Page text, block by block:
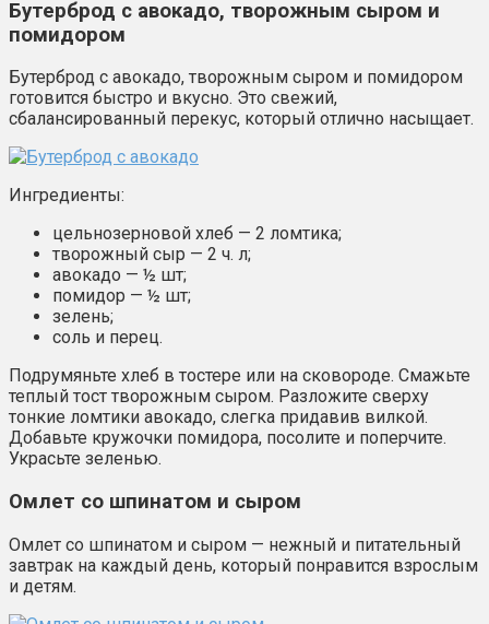
Бутерброд с авокадо, творожным сыром и
помидором
Бутерброд с авокадо, творожным сыром и помидором
готовится быстро и вкусно. Это свежий,
сбалансированный перекус, который отлично насыщает.
Ингредиенты:
цельнозерновой хлеб — 2 ломтика;
творожный сыр — 2 ч. л;
авокадо — ½ шт;
помидор — ½ шт;
зелень;
соль и перец.
Подрумяньте хлеб в тостере или на сковороде. Смажьте
теплый тост творожным сыром. Разложите сверху
тонкие ломтики авокадо, слегка придавив вилкой.
Добавьте кружочки помидора, посолите и поперчите.
Украсьте зеленью.
Омлет со шпинатом и сыром
Омлет со шпинатом и сыром — нежный и питательный
завтрак на каждый день, который понравится взрослым
и детям.